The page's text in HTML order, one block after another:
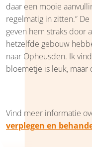
daar een mooie
regelmatig in zitten.”
geven hem straks door
hetzelfde gebouw
naar Opheusden. Ik
bloemetje is leuk, maar
Vind meer informatie
verplegen en